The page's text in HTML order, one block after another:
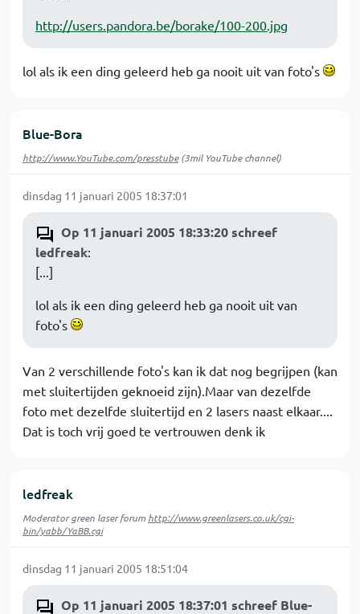
http://users.pandora.be/borake/100-200.jpg
lol als ik een ding geleerd heb ga nooit uit van foto's
Blue-Bora
http://www.YouTube.com/presstube(3mil YouTube channel)
dinsdag 11 januari 2005 18:37:01
Op 11 januari 2005 18:33:20 schreef
ledfreak:
[...]
lol als ik een ding geleerd heb ga nooit uit van
foto's
Van 2 verschillende foto's kan ik dat nog begrijpen (kan
met sluitertijden geknoeid zijn).Maar van dezelfde
foto met dezelfde sluitertijd en 2 lasers naast elkaar....
Dat is toch vrij goed te vertrouwen denk ik
ledfreak
Moderator green laser forum http://www.greenlasers.co.uk/cgi-
bin/yabb/YaBB.cgi
dinsdag 11 januari 2005 18:51:04
Op 11 januari 2005 18:37:01 schreef Blue-